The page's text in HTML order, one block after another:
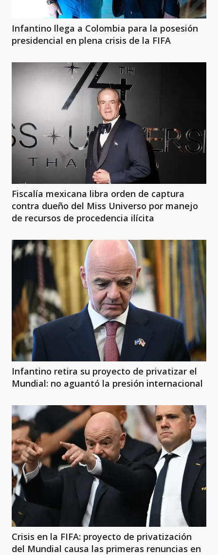
Infantino llega a Colombia para la posesión
presidencial en plena crisis de la FIFA
Fiscalía mexicana libra orden de captura
contra dueño del Miss Universo por manejo
de recursos de procedencia ilícita
Infantino retira su proyecto de privatizar el
Mundial: no aguantó la presión internacional
Crisis en la FIFA: proyecto de privatización
del Mundial causa las primeras renuncias en